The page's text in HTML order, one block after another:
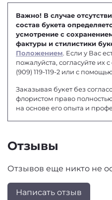
Важно! В случае
состав букета
усмотрение с
фактуры и стилистики
Положением. Если у Вас
пожалуйста, согласуйте их
(909) 119-119-2 или с
Заказывая букет без
флористом право
на основе его опыта и
Отзывы
Отзывов еще никто не
Написать отзыв